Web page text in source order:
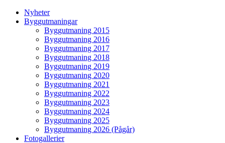
Nyheter
Byggutmaningar
Byggutmaning 2015
Byggutmaning 2016
Byggutmaning 2017
Byggutmaning 2018
Byggutmaning 2019
Byggutmaning 2020
Byggutmaning 2021
Byggutmaning 2022
Byggutmaning 2023
Byggutmaning 2024
Byggutmaning 2025
Byggutmaning 2026 (Pågår)
Fotogallerier